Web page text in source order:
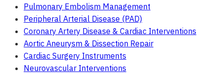
Pulmonary Embolism Management
Peripheral Arterial Disease (PAD)
Coronary Artery Disease & Cardiac Interventions
Aortic Aneurysm & Dissection Repair
Cardiac Surgery Instruments
Neurovascular Interventions